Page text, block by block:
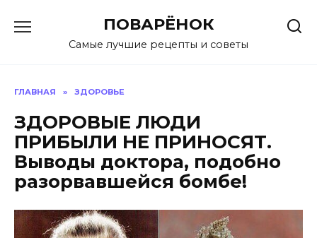
содержанию
ПОВАРЁНОК
Самые лучшие рецепты и советы
ГЛАВНАЯ » ЗДОРОВЬЕ
ЗДОРОВЫЕ ЛЮДИ
ПРИБЫЛИ НЕ ПРИНОСЯТ.
Выводы доктора, подобно
разорвавшейся бомбе!